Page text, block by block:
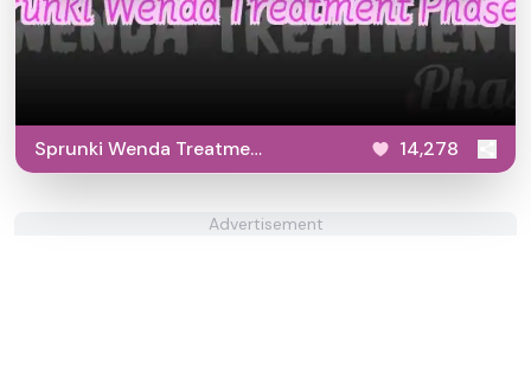
Sprunki Wenda Treatment
Phase 40
14,278
Advertisement